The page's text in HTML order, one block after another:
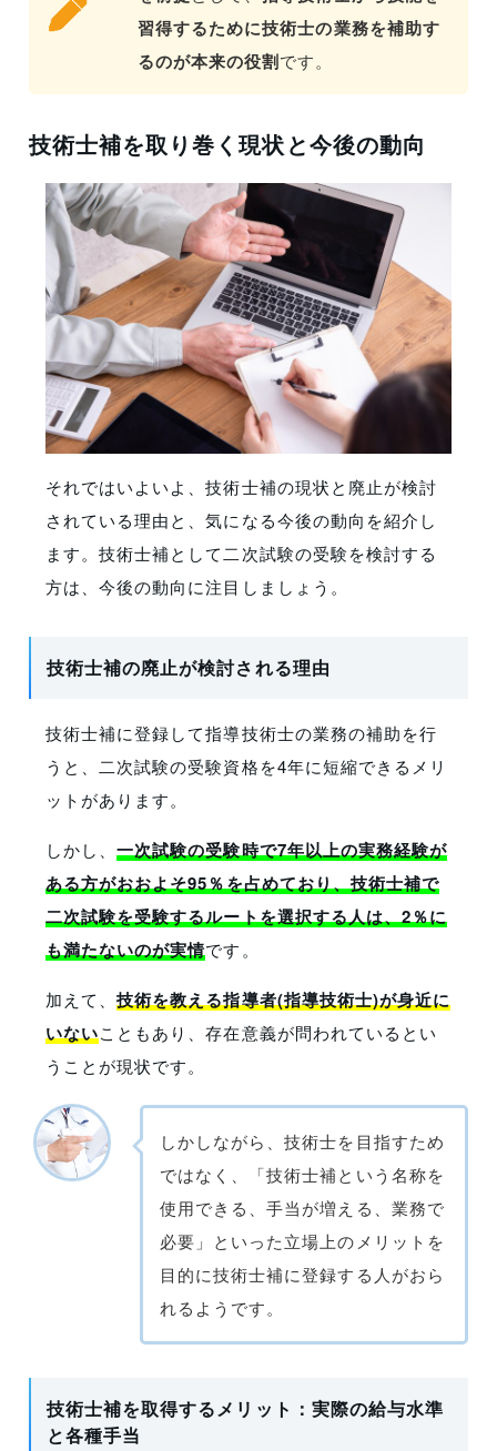
習得するために技術士の業務を補助す
るのが本来の役割です。
技術士補を取り巻く現状と今後の動向
それではいよいよ、技術士補の現状と廃止が検討
されている理由と、気になる今後の動向を紹介し
ます。技術士補として二次試験の受験を検討する
方は、今後の動向に注目しましょう。
技術士補の廃止が検討される理由
技術士補に登録して指導技術士の業務の補助を行
うと、二次試験の受験資格を4年に短縮できるメリ
ットがあります。
しかし、一次試験の受験時で7年以上の実務経験が
ある方がおおよそ95％を占めており、技術士補で
二次試験を受験するルートを選択する人は、2％に
も満たないのが実情です。
加えて、技術を教える指導者(指導技術士)が身近に
いないこともあり、存在意義が問われているとい
うことが現状です。
しかしながら、技術士を目指すため
ではなく、「技術士補という名称を
使用できる、手当が増える、業務で
必要」といった立場上のメリットを
目的に技術士補に登録する人がおら
れるようです。
技術士補を取得するメリット：実際の給与水準
と各種手当